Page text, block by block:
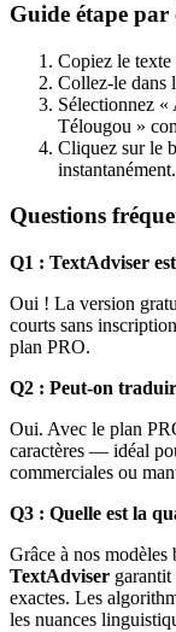
Guide étape par
Copiez le texte
Collez-le dans
Sélectionnez «
Télougou »
Cliquez sur le
instantanément.
Questions
Q1 : TextAdviser
Oui ! La version
courts sans
plan PRO.
Q2 : Peut-on
Oui. Avec le plan
caractères — idéal
commerciales ou
Q3 : Quelle est la
Grâce à nos modèles
TextAdviser
exactes. Les
les nuances